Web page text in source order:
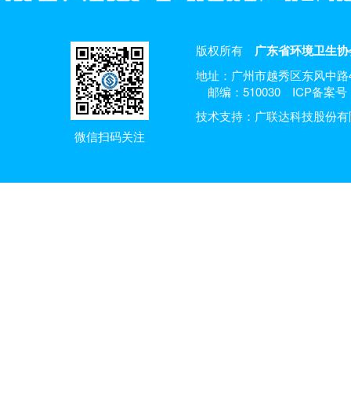
微信扫码关注
版权所有 广东省环境卫生
地址：广州市越秀区东风中
邮编：510030
ICP备案号
技术支持：广联达科技股份